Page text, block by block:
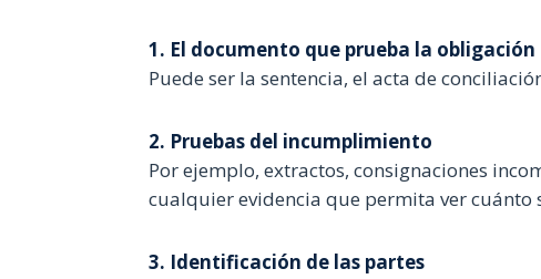
1. El documento que prueba la obligación
Puede ser la sentencia, el acta de
2. Pruebas del incumplimiento
Por ejemplo, extractos, consignaciones
cualquier evidencia que permita ver cuánto
3. Identificación de las partes